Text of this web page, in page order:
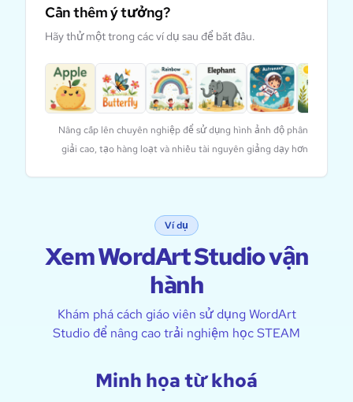
Cần thêm ý tưởng?
Hãy thử một trong các ví dụ sau để bắt đầu.
Nâng cấp lên chuyên nghiệp để sử dụng hình ảnh độ phân
giải cao, tạo hàng loạt và nhiều tài nguyên giảng dạy hơn
Ví dụ
Xem WordArt Studio vận
hành
Khám phá cách giáo viên sử dụng WordArt
Studio để nâng cao trải nghiệm học STEAM
Minh họa từ khoá